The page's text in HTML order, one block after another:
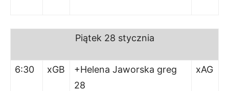
Piątek 28 stycznia
6:30 xGB
+Helena Jaworska greg
28
xAG